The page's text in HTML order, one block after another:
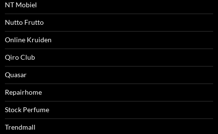
NT Mobiel
Nutto Frutto
Online Kruiden
Qiro Club
Quasar
Repairhome
Stock Perfume
Trendmall